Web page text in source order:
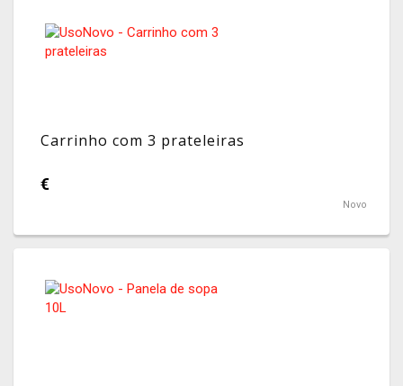
Carrinho com 3 prateleiras
€
Novo